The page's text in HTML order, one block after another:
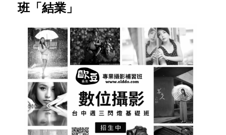
班「結業」